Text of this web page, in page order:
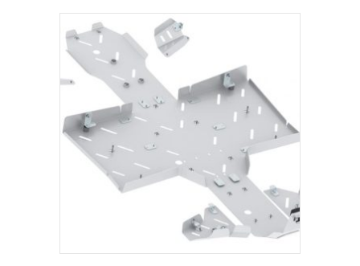
PŘIDAT DO KOŠÍKU